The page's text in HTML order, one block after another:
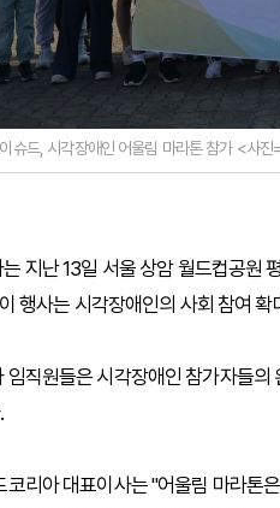
슈드, 시각장애인 어울림 마라톤 참가 <사
지난 13일 서울 상암 월드컵공원
행사는 시각장애인의 사회 참여
임직원들은 시각장애인 참가자들
리아 대표이사는 "어울림 마라톤